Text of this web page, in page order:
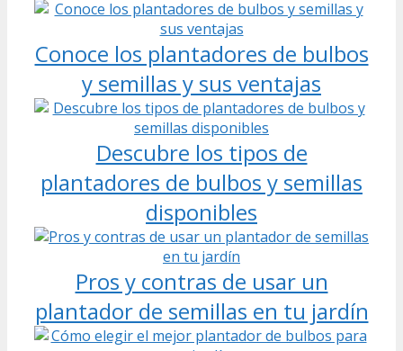
Conoce los plantadores de bulbos
y semillas y sus ventajas
Descubre los tipos de
plantadores de bulbos y semillas
disponibles
Pros y contras de usar un
plantador de semillas en tu jardín